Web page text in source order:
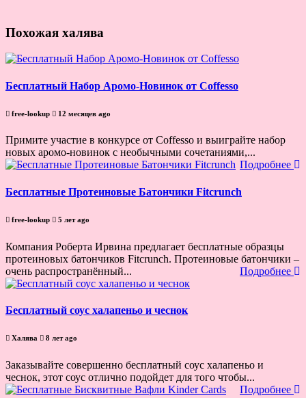
Похожая халява
Бесплатный Набор Аромо-Новинок от Coffesso
free-lookup 12 месяцев ago
Примите участие в конкурсе от Coffesso и выиграйте набор
новых аромо-новинок с необычными сочетаниями,...
Подробнее
Бесплатные Протеиновые Батончики Fitcrunch
free-lookup 5 лет ago
Компания Роберта Ирвина предлагает бесплатные образцы
протеиновых батончиков Fitcrunch. Протеиновые батончики –
очень распространённый...
Подробнее
Бесплатный соус халапеньо и чеснок
Халява 8 лет ago
Заказывайте совершенно бесплатный соус халапеньо и
чеснок, этот соус отлично подойдет для того чтобы...
Подробнее